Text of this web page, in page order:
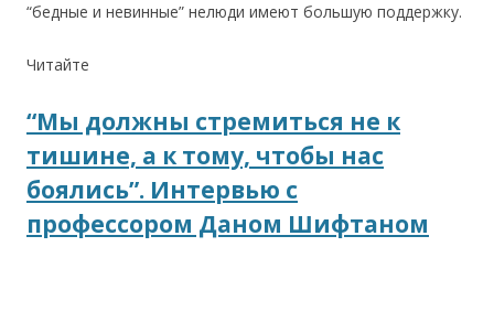
“бедные и невинные” нелюди имеют большую поддержку.
Читайте
“Мы должны стремиться не к
тишине, а к тому, чтобы нас
боялись”. Интервью с
профессором Даном Шифтаном